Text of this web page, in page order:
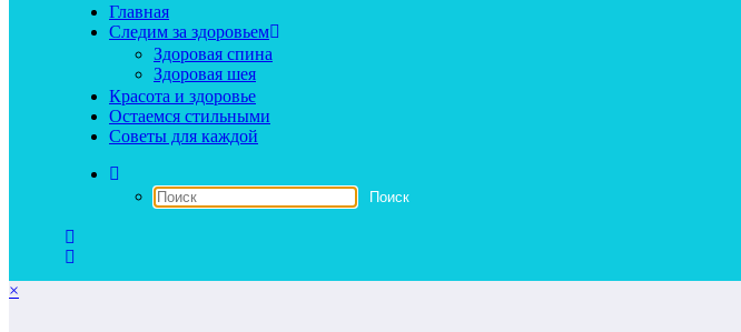
Главная
Следим за здоровьем
Здоровая спина
Здоровая шея
Красота и здоровье
Остаемся стильными
Советы для каждой
×